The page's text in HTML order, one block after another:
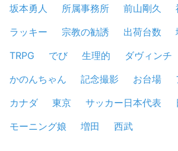
坂本勇人
所属事務所 前山剛久
ラッキー
宗教の勧誘 出荷台数
TRPG
でび 生理的 ダヴィンチ
かのんちゃん
記念撮影 お台場
カナダ
東京 サッカー日本代表
モーニング娘
増田 西武